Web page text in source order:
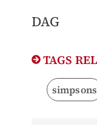
DAG
TAGS
simpsons